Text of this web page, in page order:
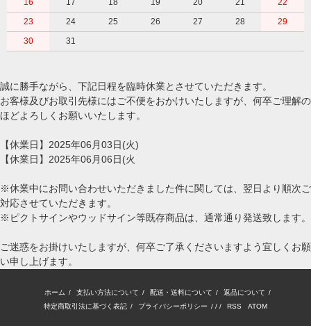
16
17 18 19 20 21
22
23
24 25 26 27 28
29
30
31
誠に勝手ながら、下記日程を臨時休業とさせていただきます。
お客様及びお取引先様にはご不便をおかけいたしますが、何卒ご理解の
ほどよろしくお願いいたします。
【休業日】2025年06月03日(火)
【休業日】2025年06月06日(火
※休業中にお問い合わせいただきました件に関しては、翌日より順次ご
対応させていただきます。
※ピクトサインやウッドサイン等既存商品は、通常通り発送致します。
ご迷惑をお掛けいたしますが、何卒ご了承くださいますよう宜しくお願
い申し上げます。
ホーム / 支払い方法について / 配送・送料について / 返品について /
特定商取引法に基づく表記 / プライバシーポリシー / / / RSS ATOM